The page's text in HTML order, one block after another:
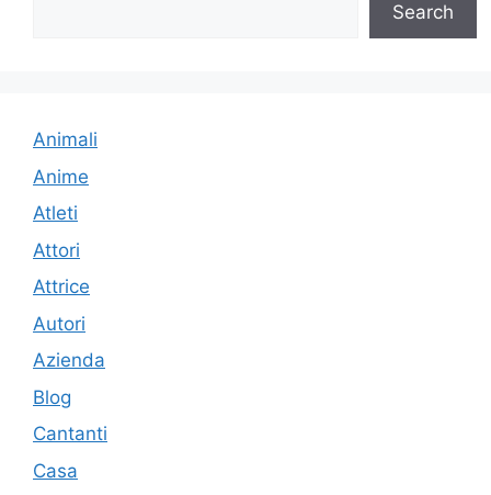
Search
Animali
Anime
Atleti
Attori
Attrice
Autori
Azienda
Blog
Cantanti
Casa